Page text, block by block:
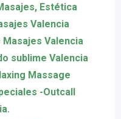
Estética
Valencia
Valencia
sublime Valencia
Massage
-Outcall